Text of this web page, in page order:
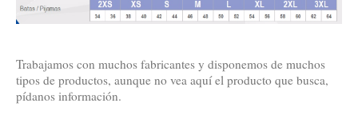
Trabajamos con muchos fabricantes y disponemos de muchos
tipos de productos, aunque no vea aquí el producto que busca,
pídanos información.